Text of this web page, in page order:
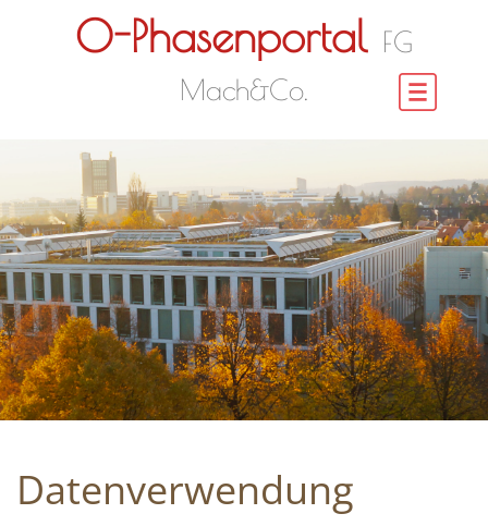
O-Phasenportal FG
Mach&Co.
Datenverwendung